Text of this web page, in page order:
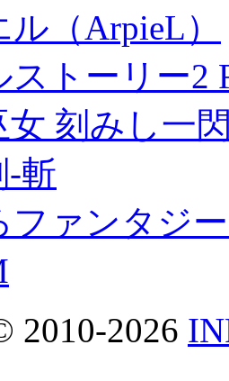
（ArpieL）
ストーリー2
女 刻みし一
-斬
ファンタジ
2010-2026